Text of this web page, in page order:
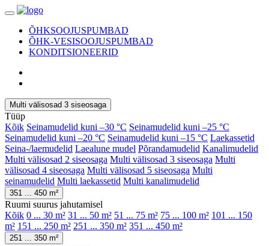
ÕHKSOOJUSPUMBAD
ÕHK-VESISOOJUSPUMBAD
KONDITSIONEERID
Multi välisosad 3 siseosaga
Tüüp
Kõik Seinamudelid kuni –30 °C Seinamudelid kuni –25 °C
Seinamudelid kuni –20 °C Seinamudelid kuni –15 °C Laekassetid
Seina-/laemudelid Laealune mudel Põrandamudelid Kanalimudelid
Multi välisosad 2 siseosaga Multi välisosad 3 siseosaga Multi
välisosad 4 siseosaga Multi välisosad 5 siseosaga Multi
seinamudelid Multi laekassetid Multi kanalimudelid
351 ... 450 m²
Ruumi suurus jahutamisel
Kõik 0 ... 30 m² 31 ... 50 m² 51 ... 75 m² 75 ... 100 m² 101 ... 150
m² 151 ... 250 m² 251 ... 350 m² 351 ... 450 m²
251 ... 350 m²